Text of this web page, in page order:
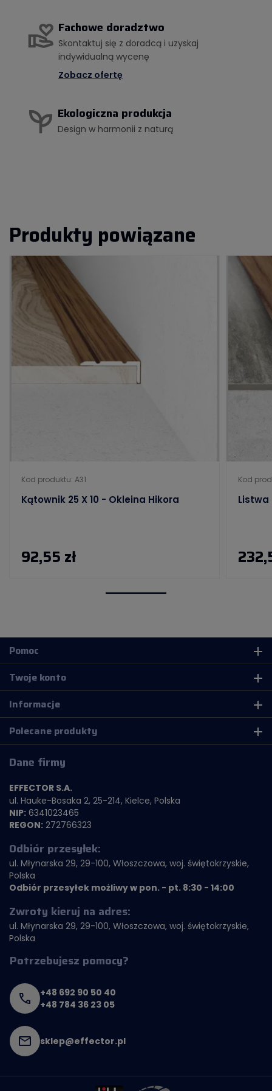
Fachowe doradztwo
Skontaktuj się z doradcą i uzyskaj
indywidualną wycenę
Zobacz ofertę
Ekologiczna produkcja
Design w harmonii z naturą
Produkty powiązane
Kod produktu: A31
Kątownik 25 X 10 - Okleina Hikora
92,55 zł
Kod
Pomoc add
Twoje konto add
Informacje add
Polecane produkty add
Dane firmy
EFFECTOR S.A.
ul. Hauke-Bosaka 2, 25-214, Kielce, Polska
NIP: 6341023465
REGON: 272766323
Odbiór przesyłek:
ul. Młynarska 29, 29-100, Włoszczowa, woj. świętokrzyskie,
Polska
Odbiór przesyłek możliwy w pon. - pt. 8:30 - 14:00
Zwroty kieruj na adres:
ul. Młynarska 29, 29-100, Włoszczowa, woj. świętokrzyskie,
Polska
Potrzebujesz pomocy?
+48 692 90 50 40
+48 784 36 23 05
sklep@effector.pl